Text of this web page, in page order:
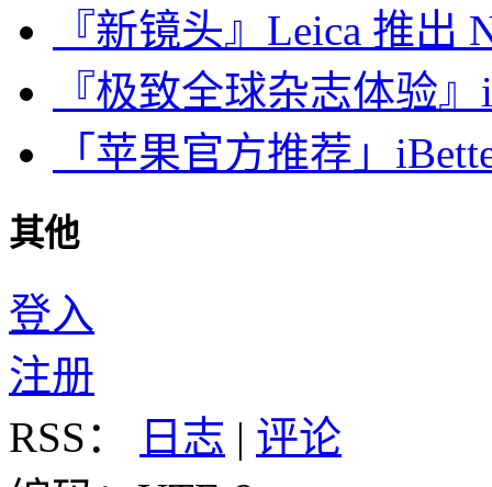
『新镜头』Leica 推出
『极致全球杂志体验
「苹果官方推荐」
其他
登入
注册
RSS：
日志 | 评论